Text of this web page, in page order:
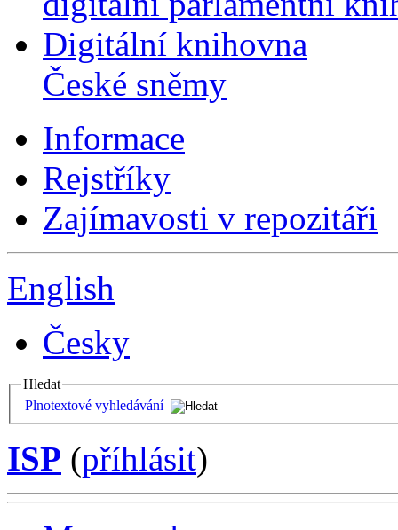
Digitální knihovna
České sněmy
Informace
Rejstříky
Zajímavosti v repozitáři
English
Česky
Hledat
Plnotextové vyhledávání
ISP (příhlásit)